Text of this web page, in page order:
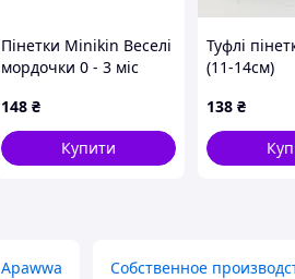
Пінетки Minikin Веселі
мордочки 0 - 3 міс
меланж 221703 62
148 ₴
Купити
Туфлі
(11-14см)
138 ₴
Apawwa Собственное